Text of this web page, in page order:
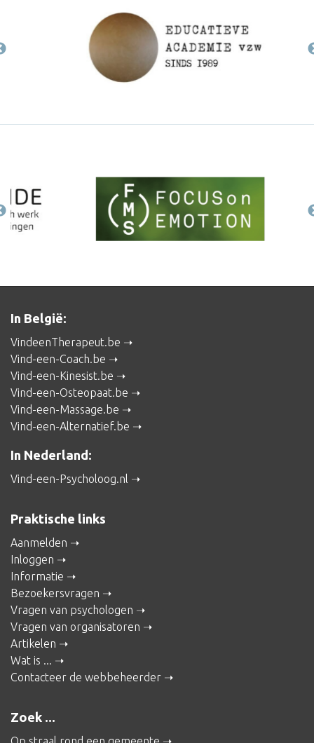
In België:
VindeenTherapeut.be
Vind-een-Coach.be
Vind-een-Kinesist.be
Vind-een-Osteopaat.be
Vind-een-Massage.be
Vind-een-Alternatief.be
In Nederland:
Vind-een-Psycholoog.nl
Praktische links
Aanmelden
Inloggen
Informatie
Bezoekersvragen
Vragen van psychologen
Vragen van organisatoren
Artikelen
Wat is ...
Contacteer de webbeheerder
Zoek ...